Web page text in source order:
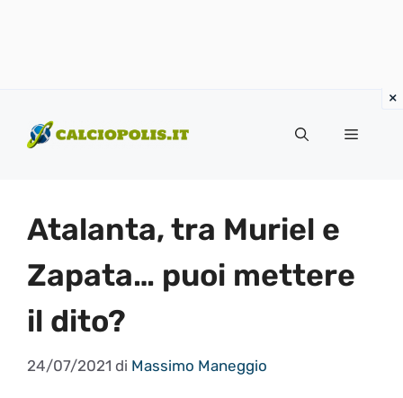
contenuto
Menu
Atalanta, tra Muriel e
Zapata… puoi mettere
il dito?
24/07/2021 di Massimo Maneggio